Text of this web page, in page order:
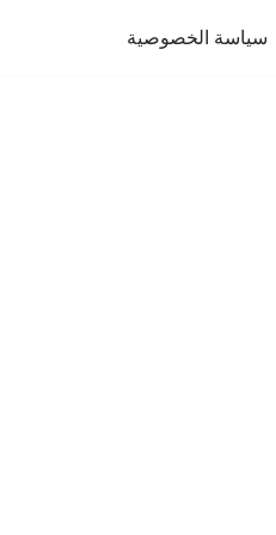
سياسة الخصوصية